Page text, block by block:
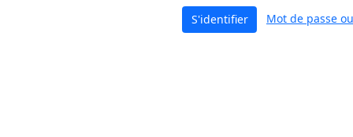
S'identifier Mot de passe